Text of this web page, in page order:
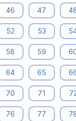
46 47
52 53
58 59
64 65
70 71
76 77